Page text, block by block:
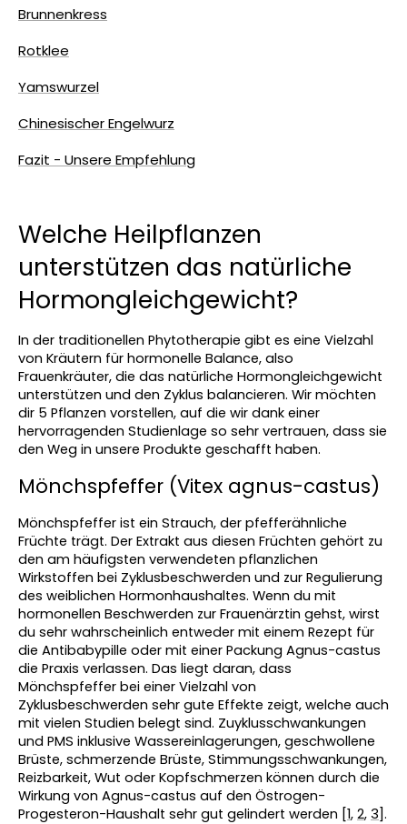
Brunnenkress
Rotklee
Yamswurzel
Chinesischer Engelwurz
Fazit - Unsere Empfehlung
Welche Heilpflanzen
unterstützen das natürliche
Hormongleichgewicht?
In der traditionellen Phytotherapie gibt es eine Vielzahl
von Kräutern für hormonelle Balance, also
Frauenkräuter, die das natürliche Hormongleichgewicht
unterstützen und den Zyklus balancieren. Wir möchten
dir 5 Pflanzen vorstellen, auf die wir dank einer
hervorragenden Studienlage so sehr vertrauen, dass sie
den Weg in unsere Produkte geschafft haben.
Mönchspfeffer (Vitex agnus-castus)
Mönchspfeffer ist ein Strauch, der pfefferähnliche
Früchte trägt. Der Extrakt aus diesen Früchten gehört zu
den am häufigsten verwendeten pflanzlichen
Wirkstoffen bei Zyklusbeschwerden und zur Regulierung
des weiblichen Hormonhaushaltes. Wenn du mit
hormonellen Beschwerden zur Frauenärztin gehst, wirst
du sehr wahrscheinlich entweder mit einem Rezept für
die Antibabypille oder mit einer Packung Agnus-castus
die Praxis verlassen. Das liegt daran, dass
Mönchspfeffer bei einer Vielzahl von
Zyklusbeschwerden sehr gute Effekte zeigt, welche auch
mit vielen Studien belegt sind. Zuyklusschwankungen
und PMS inklusive Wassereinlagerungen, geschwollene
Brüste, schmerzende Brüste, Stimmungsschwankungen,
Reizbarkeit, Wut oder Kopfschmerzen können durch die
Wirkung von Agnus-castus auf den Östrogen-
Progesteron-Haushalt sehr gut gelindert werden [1, 2, 3].